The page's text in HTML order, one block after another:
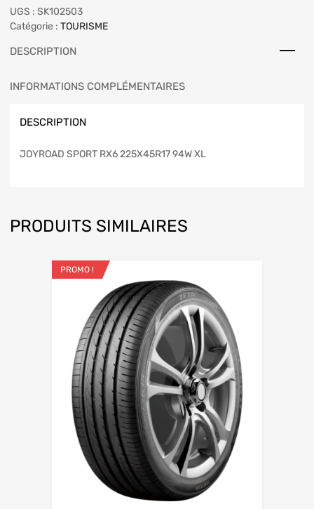
UGS : SK102503
Catégorie : TOURISME
DESCRIPTION
INFORMATIONS COMPLÉMENTAIRES
DESCRIPTION
JOYROAD SPORT RX6 225X45R17 94W XL
PRODUITS SIMILAIRES
PROMO !